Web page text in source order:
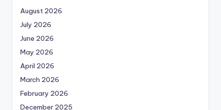
August 2026
July 2026
June 2026
May 2026
April 2026
March 2026
February 2026
December 2025